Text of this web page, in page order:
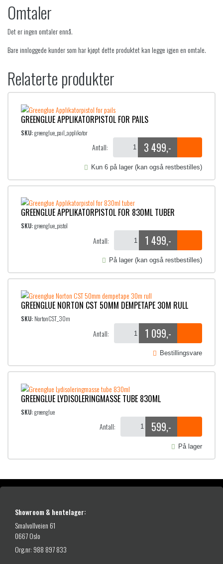
Omtaler
Det er ingen omtaler ennå.
Bare innloggede kunder som har kjøpt dette produktet kan legge igjen en omtale.
Relaterte produkter
GREENGLUE APPLIKATORPISTOL FOR PAILS
SKU:greenglue_pail_applikator
Antall: 3 499,-
Kun 6 på lager (kan også restbestilles)
GREENGLUE APPLIKATORPISTOL FOR 830ML TUBER
SKU:greenglue_pistol
Antall: 1 499,-
På lager (kan også restbestilles)
GREENGLUE NORTON CST 50MM DEMPETAPE 30M RULL
SKU: NortonCST_30m
Antall: 1 099,-
Bestillingsvare
GREENGLUE LYDISOLERINGMASSE TUBE 830ML
SKU:greenglue
Antall: 599,-
På lager
Showroom & hentelager:
Smalvollveien 61
0667 Oslo
Org.nr: 988 897 833